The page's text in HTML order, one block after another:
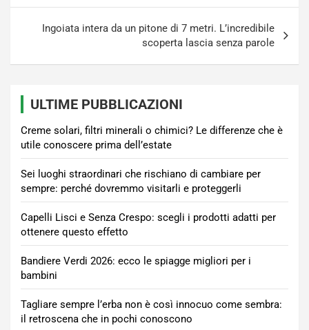
Ingoiata intera da un pitone di 7 metri. L’incredibile
scoperta lascia senza parole
ULTIME PUBBLICAZIONI
Creme solari, filtri minerali o chimici? Le differenze che è
utile conoscere prima dell’estate
Sei luoghi straordinari che rischiano di cambiare per
sempre: perché dovremmo visitarli e proteggerli
Capelli Lisci e Senza Crespo: scegli i prodotti adatti per
ottenere questo effetto
Bandiere Verdi 2026: ecco le spiagge migliori per i
bambini
Tagliare sempre l’erba non è così innocuo come sembra:
il retroscena che in pochi conoscono